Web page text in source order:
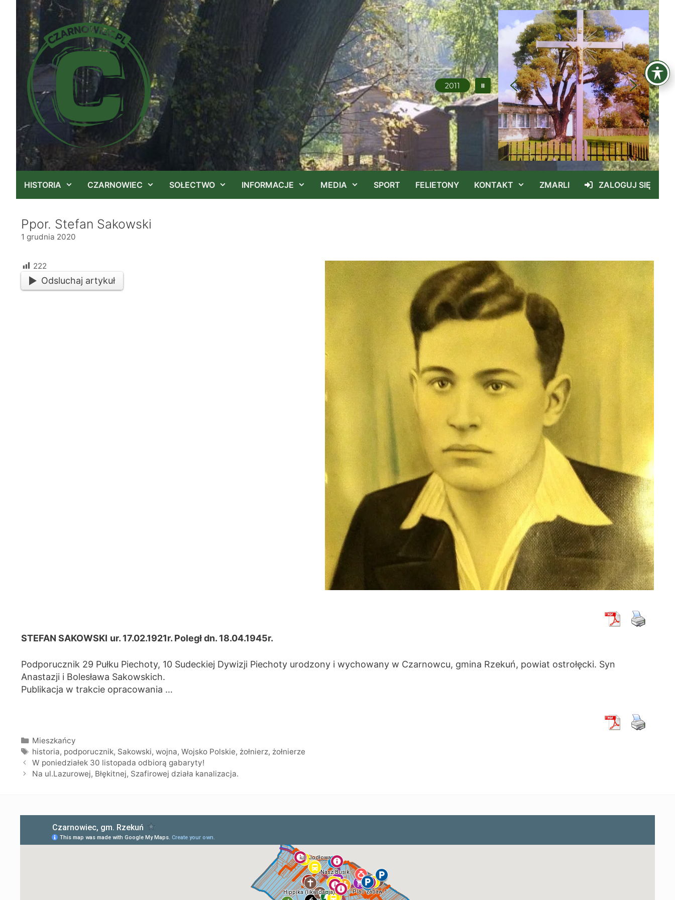
2013
HISTORIA CZARNOWIEC SOŁECTWO INFORMACJE MEDIA SPORT FELIETONY KONTAKT ZMARLI ZALOGUJ SIĘ
Ppor. Stefan Sakowski
1 grudnia 2020
222
Odsluchaj artykuł
STEFAN SAKOWSKI ur. 17.02.1921r. Poległ dn. 18.04.1945r.
Podporucznik 29 Pułku Piechoty, 10 Sudeckiej Dywizji Piechoty urodzony i wychowany w Czarnowcu, gmina Rzekuń, powiat ostrołęcki. Syn
Anastazji i Bolesława Sakowskich.
Publikacja w trakcie opracowania …
Kategorie
Mieszkańcy
Tagi
historia, podporucznik, Sakowski,wojna,Wojsko Polskie, żołnierz, żołnierze
W poniedziałek 30 listopada odbiorą gabaryty!
Na ul.Lazurowej, Błękitnej, Szafirowej działa kanalizacja.